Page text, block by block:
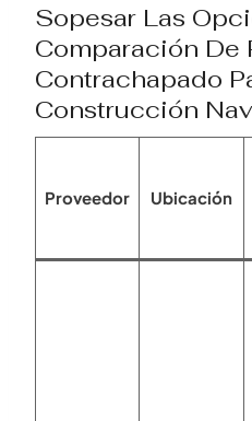
Sopesar Las
Comparación De
Contrachapado
Construcción
Proveedor Ubicación